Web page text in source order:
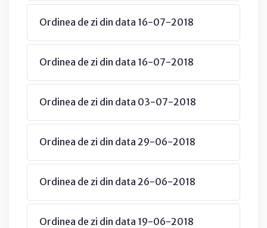
Ordinea de zi din data 16-07-2018
Ordinea de zi din data 16-07-2018
Ordinea de zi din data 03-07-2018
Ordinea de zi din data 29-06-2018
Ordinea de zi din data 26-06-2018
Ordinea de zi din data 19-06-2018